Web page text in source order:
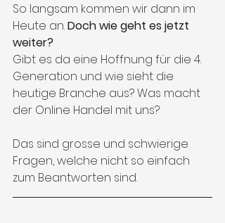
So langsam kommen wir dann im
Heute an. Doch wie geht es jetzt
weiter?
Gibt es da eine Hoffnung für die 4.
Generation und wie sieht die
heutige Branche aus? Was macht
der Online Handel mit uns?
Das sind grosse und schwierige
Fragen, welche nicht so einfach
zum Beantworten sind.